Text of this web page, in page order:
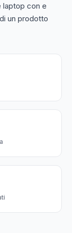
laptop con e
un prodotto